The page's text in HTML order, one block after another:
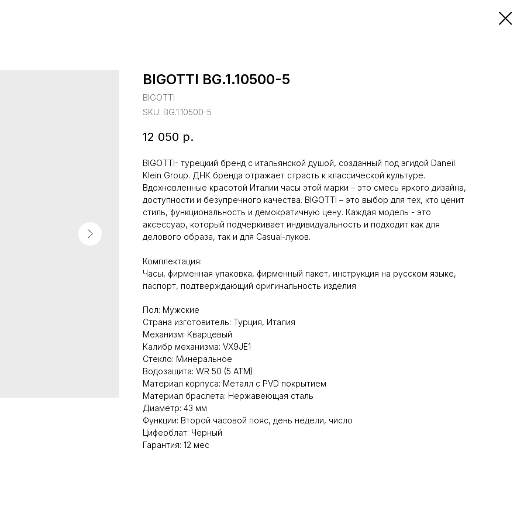
BIGOTTI BG.1.10500-5
BIGOTTI
SKU: BG.1.10500-5
12 050 р.
BIGOTTI- турецкий бренд с итальянской душой, созданный под эгидой Daneil
Klein Group. ДНК бренда отражает страсть к классической культуре.
Вдохновленные красотой Италии часы этой марки – это смесь яркого дизайна,
доступности и безупречного качества. BIGOTTI – это выбор для тех, кто ценит
стиль, функциональность и демократичную цену. Каждая модель - это
аксессуар, который подчеркивает индивидуальность и подходит как для
делового образа, так и для Casual-луков.
Комплектация:
Часы, фирменная упаковка, фирменный пакет, инструкция на русском языке,
паспорт, подтверждающий оригинальность изделия
Пол: Мужские
Страна изготовитель: Турция, Италия
Механизм: Кварцевый
Калибр механизма: VX9JE1
Стекло: Минеральное
Водозащита: WR 50 (5 ATM)
Материал корпуса: Металл с PVD покрытием
Материал браслета: Нержавеющая сталь
Диаметр: 43 мм
Функции: Второй часовой пояс, день недели, число
Циферблат: Черный
Гарантия: 12 мес